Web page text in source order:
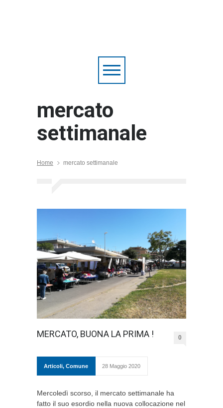
mercato
settimanale
Home mercato settimanale
MERCATO, BUONA LA PRIMA ! 0
Articoli, Comune 28 Maggio 2020
Mercoledì scorso, il mercato settimanale ha
fatto il suo esordio nella nuova collocazione nel